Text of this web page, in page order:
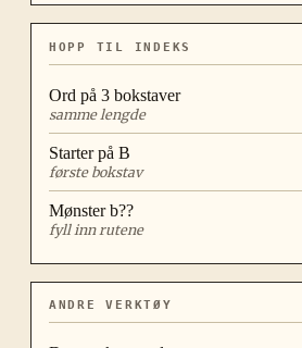
HOPP TIL INDEKS
Ord på 3 bokstaver
samme lengde
Starter på B
første bokstav
Mønsterb??
fyll inn rutene
ANDRE VERKTØY